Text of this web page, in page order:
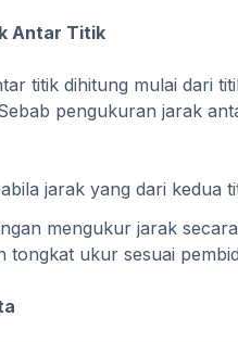
Antar Titik
titik dihitung mulai dari
pengukuran jarak
jarak yang dari kedua
mengukur jarak
tongkat ukur sesuai